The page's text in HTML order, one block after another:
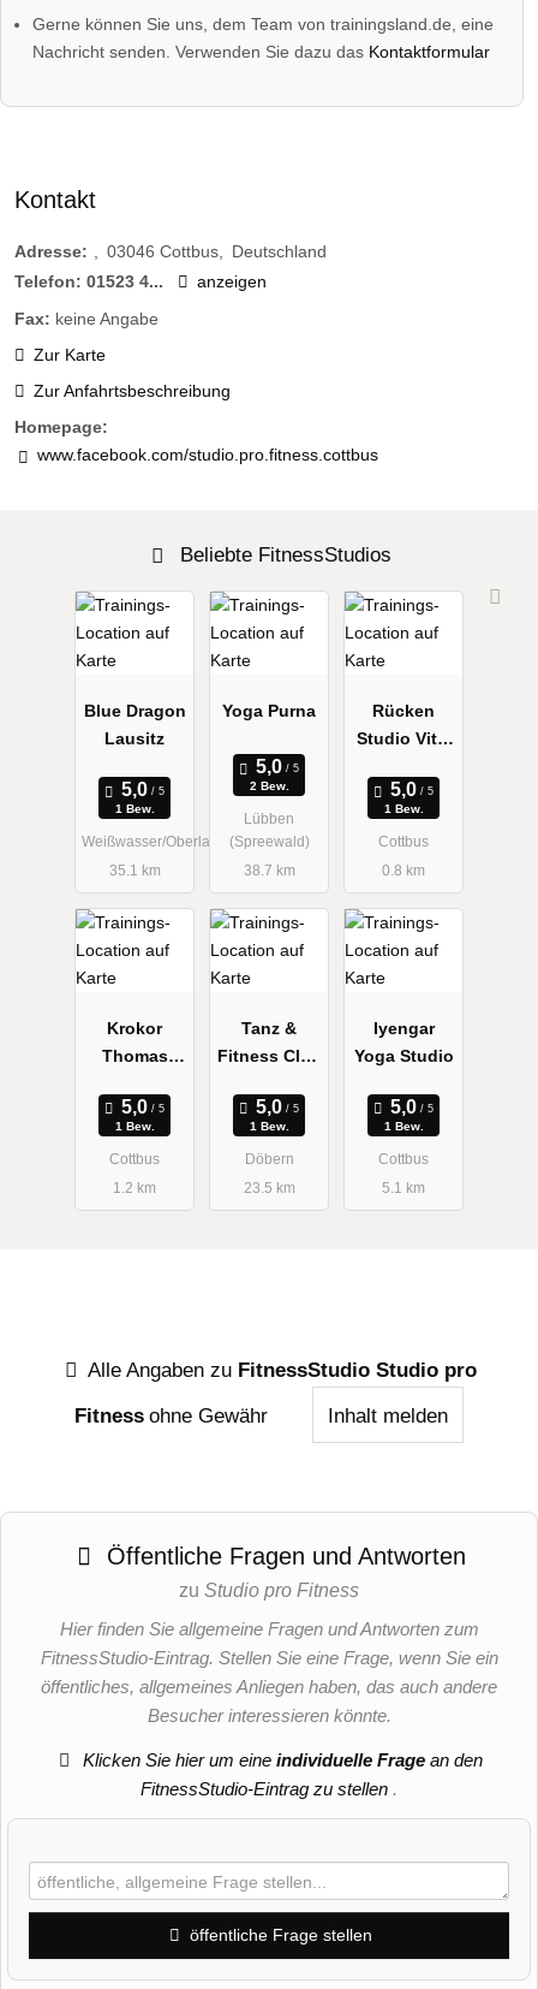
Gerne können Sie uns, dem Team von trainingsland.de, eine
Nachricht senden. Verwenden Sie dazu das Kontaktformular
Kontakt
Adresse: 03046 Cottbus
Deutschland
Telefon: 01523 4...
anzeigen
Fax: keine Angabe
Zur Karte
Zur Anfahrtsbeschreibung
Homepage:
www.facebook.com/studio.pro.fitness.cottbus
Beliebte FitnessStudios
Blue Dragon
Lausitz
1 Bew.
Weißwasser/Oberlausitz
35.1 km
Yoga Purna
2 Bew.
Lübben
(Spreewald)
38.7 km
Rücken
Studio Vital
Rücken
Studio
1 Bew.
Cottbus
0.8 km
Krokor
Thomas
pie &
Fitness
1 Bew.
Cottbus
1.2 km
Tanz &
Fitness Club
1 Bew.
Döbern
23.5 km
Iyengar
Yoga Studio
1 Bew.
Cottbus
5.1 km
Alle Angaben zu FitnessStudio Studio pro
Fitness ohne Gewähr Inhalt melden
Öffentliche Fragen und Antworten
zu Studio pro Fitness
Hier finden Sie allgemeine Fragen und Antworten zum
FitnessStudio-Eintrag. Stellen Sie eine Frage, wenn Sie ein
öffentliches, allgemeines Anliegen haben, das auch andere
Besucher interessieren könnte.
Klicken Sie hier um eineindividuelle Frage an den
FitnessStudio-Eintrag zu stellen .
öffentliche Frage stellen